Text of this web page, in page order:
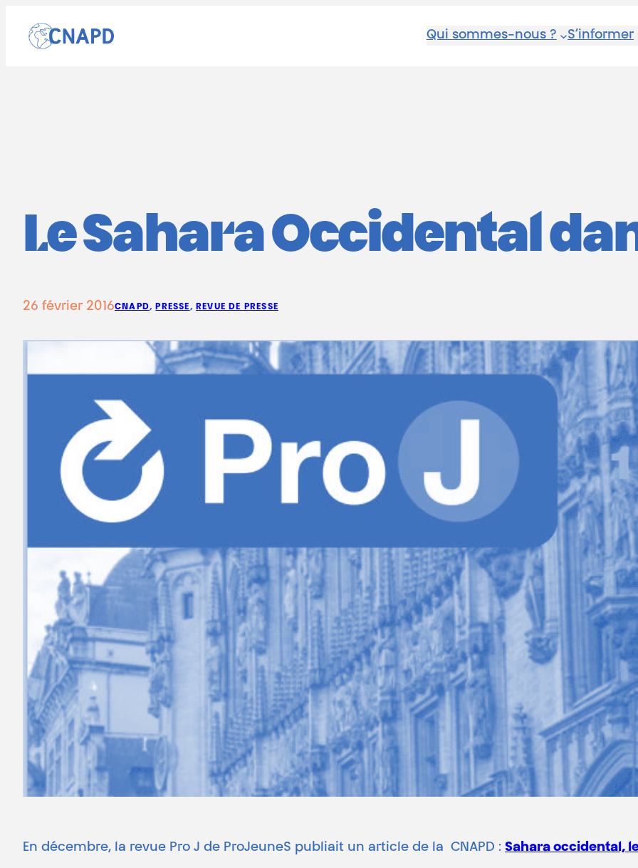
Qui sommes-nous ? S’informer
Le Sahara Occidental
26 février 2016CNAPD, PRESSE, REVUE DE PRESSE
En décembre, la revue Pro J de ProJeuneS publiait un article de la CNAPD : Sahara occidental,